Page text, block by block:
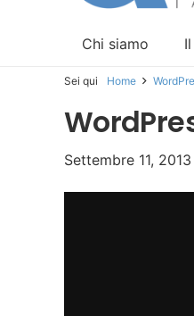
Chi siamo
Sei qui Home
Settembre 11, 2013